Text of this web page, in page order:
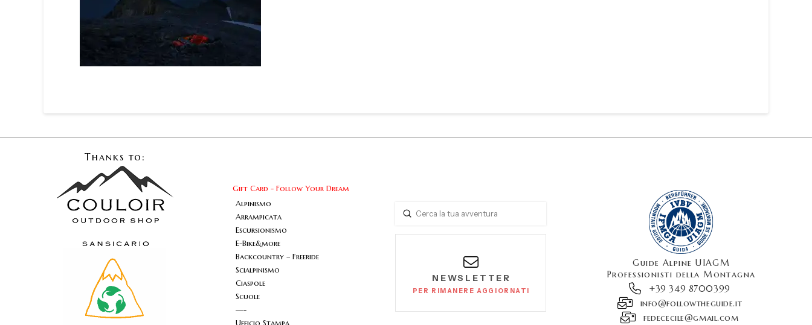
Thanks to:
Gift Card - Follow Your Dream
Alpinismo
Arrampicata
Escursionismo
E-Bike&more
Backcountry – Freeride
Scialpinismo
Ciaspole
Scuole
—-
Ufficio Stampa
Search
Submit
NEWSLETTER
PER RIMANERE AGGIORNATI
Guide Alpine UIAGM
Professionisti della Montagna
+39 349 8700399
info@followtheguide.it
fedececile@gmail.com